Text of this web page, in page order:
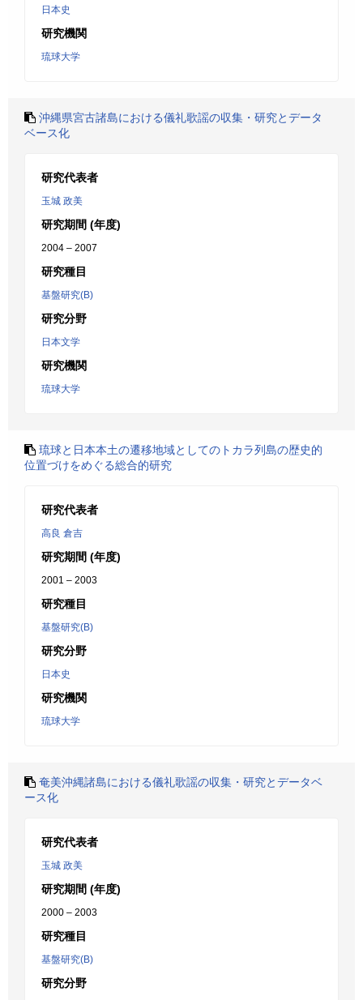
日本史
研究機関
琉球大学
沖縄県宮古諸島における儀礼歌謡の収集・研究とデータ
ベース化
研究代表者
玉城 政美
研究期間 (年度)
2004 – 2007
研究種目
基盤研究(B)
研究分野
日本文学
研究機関
琉球大学
琉球と日本本土の遷移地域としてのトカラ列島の歴史的
位置づけをめぐる総合的研究
研究代表者
高良 倉吉
研究期間 (年度)
2001 – 2003
研究種目
基盤研究(B)
研究分野
日本史
研究機関
琉球大学
奄美沖縄諸島における儀礼歌謡の収集・研究とデータベ
ース化
研究代表者
玉城 政美
研究期間 (年度)
2000 – 2003
研究種目
基盤研究(B)
研究分野